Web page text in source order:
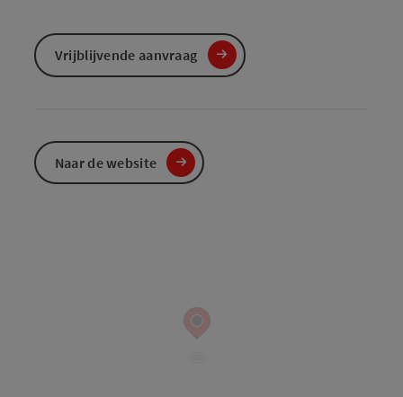
Vrijblijvende aanvraag
Naar de website